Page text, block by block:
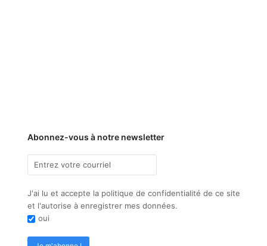
Abonnez-vous à notre newsletter
J'ai lu et accepte la politique de confidentialité de ce site
et l'autorise à enregistrer mes données.
oui